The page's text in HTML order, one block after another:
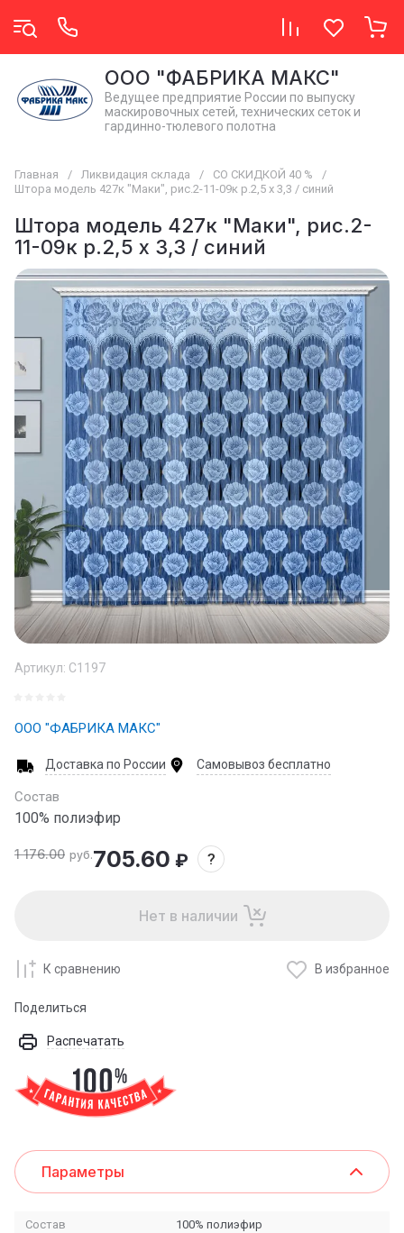
OОO "ФАБРИКА МАКС"
Ведущее предприятие России по выпуску
маскировочных сетей, технических сеток и
гардинно-тюлевого полотна
Главная / Ликвидация склада / СО СКИДКОЙ 40 %
/
Штора модель 427к "Маки", рис.2-11-09к р.2,5 х 3,3 / синий
Штора модель 427к "Маки", рис.2-
11-09к р.2,5 х 3,3 / синий
Артикул: C1197
ООО "ФАБРИКА МАКС"
Доставка по России Самовывоз бесплатно
Состав
100% полиэфир
1 176.00 руб.705.60 ₽ ?
Нет в наличии
К сравнению В избранное
Поделиться
Распечатать
Параметры
Состав 100% полиэфир